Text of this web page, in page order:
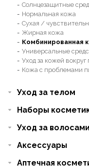
Солнцезащитные
Нормальная кожа
Сухая /
Жирная кожа
Комбинированная
Универсальные
Уход за кожей вокруг
Кожа с проблемами
Уход за телом
Наборы
Уход за волосами
Аксессуары
Аптечная